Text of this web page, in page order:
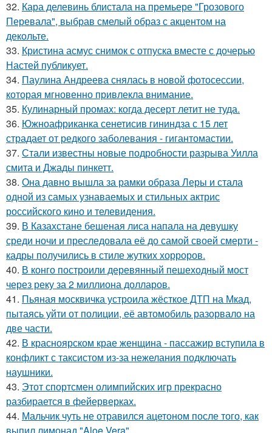
32. Кара делевинь блистала на премьере "Грозового
Перевала", выбрав смелый образ с акцентом на
декольте.
33. Кристина асмус снимок с отпуска вместе с дочерью
Настей публикует.
34. Паулина Андреева снялась в новой фотосессии,
которая мгновенно привлекла внимание.
35. Кулинарный промах: когда десерт летит не туда.
36. Южноафриканка сенетисив гининдза с 15 лет
страдает от редкого заболевания - гигантомастии.
37. Стали известны новые подробности разрыва Уилла
смита и Джады пинкетт.
38. Она давно вышла за рамки образа Леры и стала
одной из самых узнаваемых и стильных актрис
российского кино и телевидения.
39. В Казахстане бешеная лиса напала на девушку
среди ночи и преследовала её до самой своей смерти -
кадры получились в стиле жутких хорроров.
40. В конго построили деревянный пешеходный мост
через реку за 2 миллиона долларов.
41. Пьяная москвичка устроила жёсткое ДТП на Мкад,
пытаясь уйти от полиции, её автомобиль разорвало на
две части.
42. В красноярском крае женщина - пассажир вступила в
конфликт с таксистом из-за нежелания подключать
наушники.
43. Этот спортсмен олимпийских игр прекрасно
разбирается в фейерверках.
44. Мальчик чуть не отравился ацетоном после того, как
выпил лимонад "Aloe Vera".